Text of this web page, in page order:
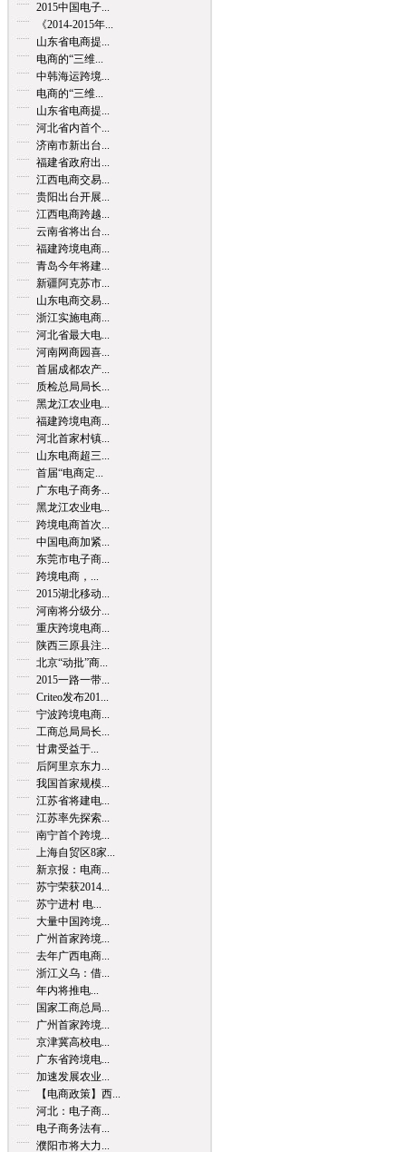
2015中国电子...
《2014-2015年...
山东省电商提...
电商的“三维...
中韩海运跨境...
电商的“三维...
山东省电商提...
河北省内首个...
济南市新出台...
福建省政府出...
江西电商交易...
贵阳出台开展...
江西电商跨越...
云南省将出台...
福建跨境电商...
青岛今年将建...
新疆阿克苏市...
山东电商交易...
浙江实施电商...
河北省最大电...
河南网商园喜...
首届成都农产...
质检总局局长...
黑龙江农业电...
福建跨境电商...
河北首家村镇...
山东电商超三...
首届“电商定...
广东电子商务...
黑龙江农业电...
跨境电商首次...
中国电商加紧...
东莞市电子商...
跨境电商，...
2015湖北移动...
河南将分级分...
重庆跨境电商...
陕西三原县注...
北京“动批”商...
2015一路一带...
Criteo发布201...
宁波跨境电商...
工商总局局长...
甘肃受益于...
后阿里京东力...
我国首家规模...
江苏省将建电...
江苏率先探索...
南宁首个跨境...
上海自贸区8家...
新京报：电商...
苏宁荣获2014...
苏宁进村 电...
大量中国跨境...
广州首家跨境...
去年广西电商...
浙江义乌：借...
年内将推电...
国家工商总局...
广州首家跨境...
京津冀高校电...
广东省跨境电...
加速发展农业...
【电商政策】西...
河北：电子商...
电子商务法有...
濮阳市将大力...